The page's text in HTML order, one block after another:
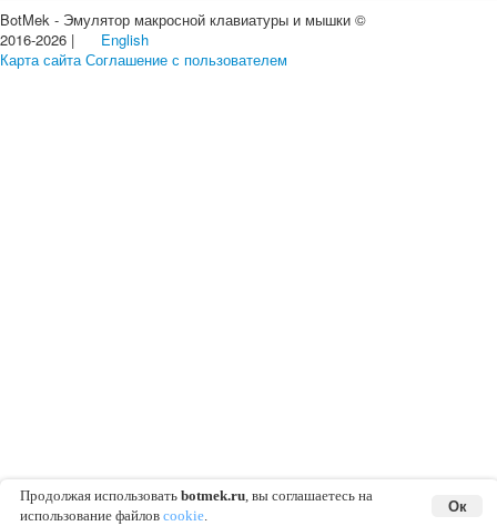
BotMek - Эмулятор макросной клавиатуры и мышки ©
2016-2026 |
English
Карта сайта Соглашение с пользователем